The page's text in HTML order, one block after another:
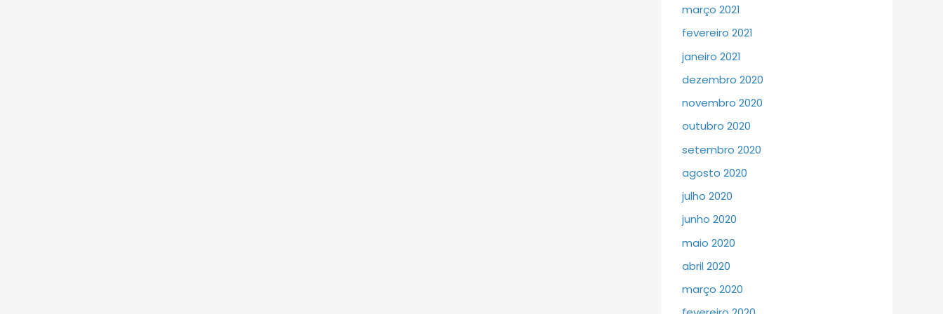
março 2021
fevereiro 2021
janeiro 2021
dezembro 2020
novembro 2020
outubro 2020
setembro 2020
agosto 2020
julho 2020
junho 2020
maio 2020
abril 2020
março 2020